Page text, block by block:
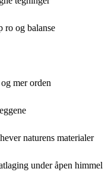
ro og balanse
mer orden
naturens materialer
under åpen himmel